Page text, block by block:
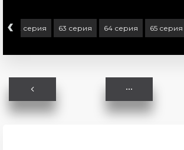
‹ 62 серия 63 серия 64 серия 65 серия